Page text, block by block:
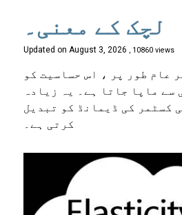
لچک کے معنی۔
Updated on August 3, 2026 , 10860 views
عام طور پر ، اس حساسیت کو
ماپا جاتا ہے۔ یہ زیادہ
کسٹمر کی ڈیمانڈ کو تبدیل
کرتی ہے۔